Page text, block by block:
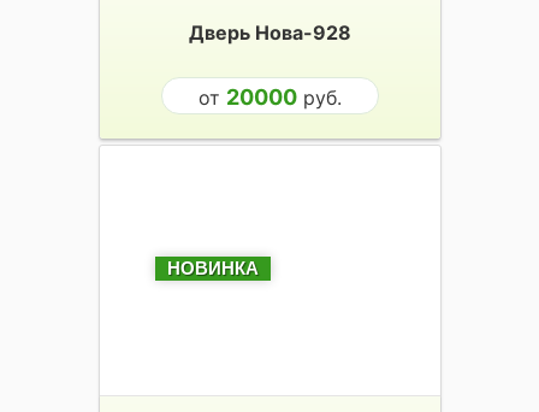
Дверь Нова-928
от 20000руб.
НОВИНКА